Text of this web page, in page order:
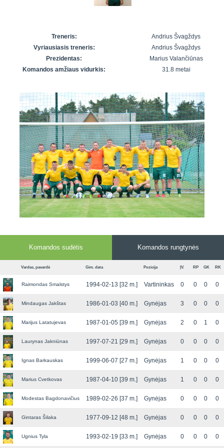
VRFS Futsal
čempionatas
Treneris:
Andrius Švagždys
Vyriausiasis treneris:
Andrius Švagždys
Prezidentas:
Marius Valančiūnas
Komandos amžiaus vidurkis:
31.8 metai
Komandos sudėtis Komandos rungtynės
Vardas, pavardė Gim. data Pozicija ĮV. RP GK RK
Raimondas Smalstys 1994-02-13 [32 m.] Vartininkas 0 0 0 0
Mindaugas Jakštas 1986-01-03 [40 m.] Gynėjas 3 0 0 0
Marijus Latatujevas 1987-01-05 [39 m.] Gynėjas 2 0 1 0
Laurynas Jakniūnas 1997-07-21 [29 m.] Gynėjas 0 0 0 0
Ignas Barkauskas 1999-06-07 [27 m.] Gynėjas 1 0 0 0
Marius Cvetkovas 1987-04-10 [39 m.] Gynėjas 1 0 0 0
Modestas Bagdonavičius 1989-02-26 [37 m.] Gynėjas 0 0 0 0
Gintaras Šilaka 1977-09-12 [48 m.] Gynėjas 0 0 0 0
Ugnius Tyla 1993-02-19 [33 m.] Gynėjas 0 0 0 0